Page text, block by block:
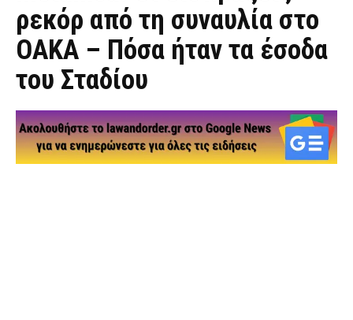
ρεκόρ από τη συναυλία στο
ΟΑΚΑ – Πόσα ήταν τα έσοδα
του Σταδίου